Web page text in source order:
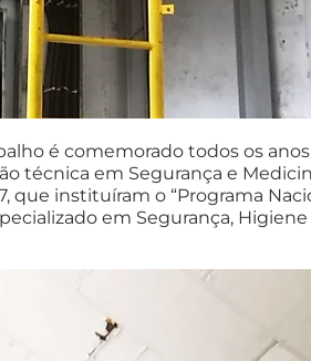
é comemorado todos os
técnica em Segurança e
que instituíram o “Programa
em Segurança,